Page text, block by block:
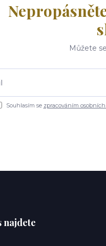
Můžete
Souhlasím se zpracováním
najdete